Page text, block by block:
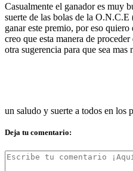
Casualmente el ganador es muy
suerte de las bolas de la
ganar este premio, por eso
creo que esta manera de
otra sugerencia para que sea
un saludo y suerte a todos en los
Deja tu comentario: